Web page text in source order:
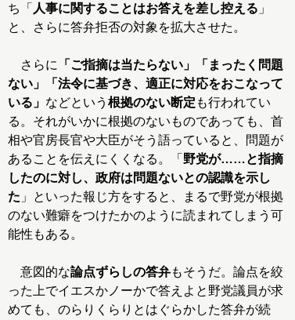
ち「 人事に関することはお答えを差し控える 」
と、さらに答弁拒否の対象を拡大させた。
さらに
「ご指摘は当たらない」「まったく問題
ない」「法令に基づき、適正に対応をおこなって
いる」 などという 根拠のない断定 も行われてい
る。それがいかに根拠のないものであっても、首
相や官房長官や大臣がそう語っていると、問題が
あることを伝えにくくなる。「 野党が……と指摘
したのに対し、政府は問題ないとの認識を示し
た 」といった報じ方をすると、まるで野党が根拠
のない難癖をつけたかのように読まれてしまう可
能性もある。
意図的な論点ずらしの答弁もそうだ。論点を絞
った上でイエスかノーかで答えよと野党議員が求
めても、のらりくらりとはぐらかした答弁が続